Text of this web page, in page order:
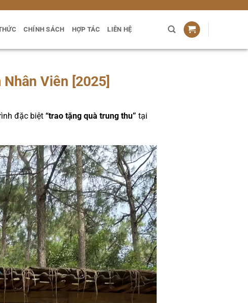
CHÍNH SÁCH HỢP TÁC LIÊN HỆ
Viên [2025]
đặc biệt “trao tặng quà trung thu” tại